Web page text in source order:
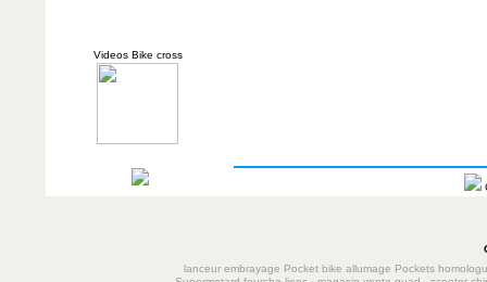
Videos Bike cross
lanceur embrayage Pocket bike allumage Pockets